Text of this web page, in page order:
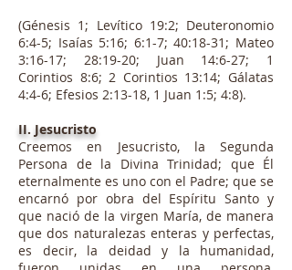
(Génesis 1; Levítico 19:2; Deuteronomio
6:4-5; Isaías 5:16; 6:1-7; 40:18-31; Mateo
3:16-17; 28:19-20; Juan 14:6-27; 1
Corintios 8:6; 2 Corintios 13:14; Gálatas
4:4-6; Efesios 2:13-18, 1 Juan 1:5; 4:8).
II. Jesucristo
Creemos en Jesucristo, la Segunda
Persona de la Divina Trinidad; que Él
eternalmente es uno con el Padre; que se
encarnó por obra del Espíritu Santo y
que nació de la virgen María, de manera
que dos naturalezas enteras y perfectas,
es decir, la deidad y la humanidad,